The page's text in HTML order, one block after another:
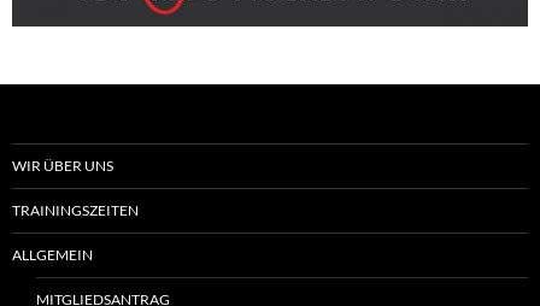
WIR ÜBER UNS
TRAININGSZEITEN
ALLGEMEIN
MITGLIEDSANTRAG